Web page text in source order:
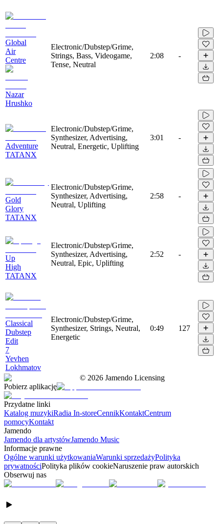
Global
Air
Centre
Nazar
Hrushko
Electronic/Dubstep/Grime,
Strings, Bass, Videogame,
Tense, Neutral
2:08 -
Adventure
TATANX
Electronic/Dubstep/Grime,
Synthesizer, Advertising,
Neutral, Energetic, Uplifting
3:01 -
Gold
Glory
TATANX
Electronic/Dubstep/Grime,
Synthesizer, Advertising,
Neutral, Uplifting
2:58 -
Up
High
TATANX
Electronic/Dubstep/Grime,
Synthesizer, Advertising,
Neutral, Epic, Uplifting
2:52 -
Classical
Dubstep
Edit
7
Yevhen
Lokhmatov
Electronic/Dubstep/Grime,
Synthesizer, Strings, Neutral,
Energetic
0:49 127
© 2026 Jamendo Licensing
Pobierz aplikację
Przydatne linki
Katalog muzykiRadia In-storeCennikKontaktCentrum
pomocyKontakt
Jamendo
Jamendo dla artystówJamendo Music
Informacje prawne
Ogólne warunki użytkowaniaWarunki sprzedażyPolityka
prywatnościPolityka plików cookieNaruszenie praw autorskich
Obserwuj nas